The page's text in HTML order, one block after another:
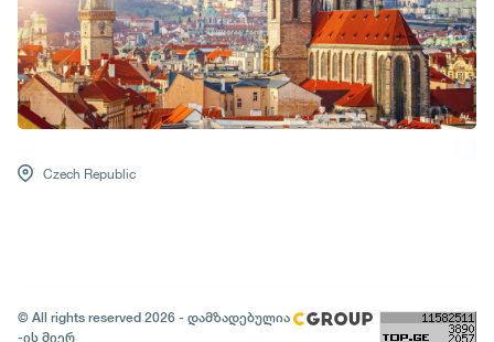
Czech Republic
© All rights reserved 2026 - დამზადებულია
-ის მიერ